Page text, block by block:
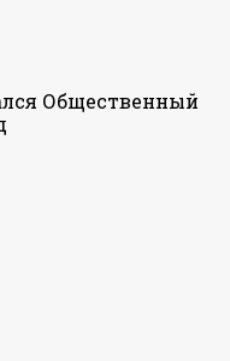
Общественный